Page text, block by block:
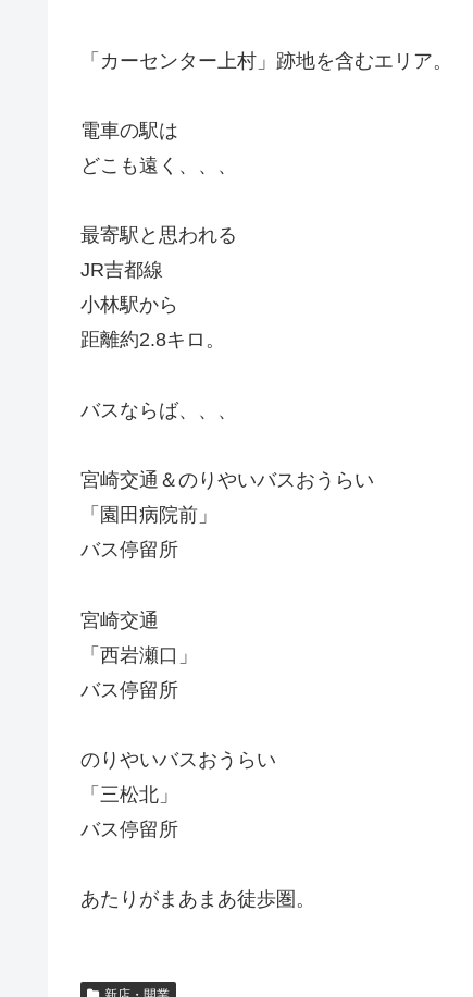
「カーセンター上村」跡地を含むエリア。
電車の駅は
どこも遠く、、、
最寄駅と思われる
JR吉都線
小林駅から
距離約2.8キロ。
バスならば、、、
宮崎交通＆のりやいバスおうらい
「園田病院前」
バス停留所
宮崎交通
「西岩瀬口」
バス停留所
のりやいバスおうらい
「三松北」
バス停留所
あたりがまあまあ徒歩圏。